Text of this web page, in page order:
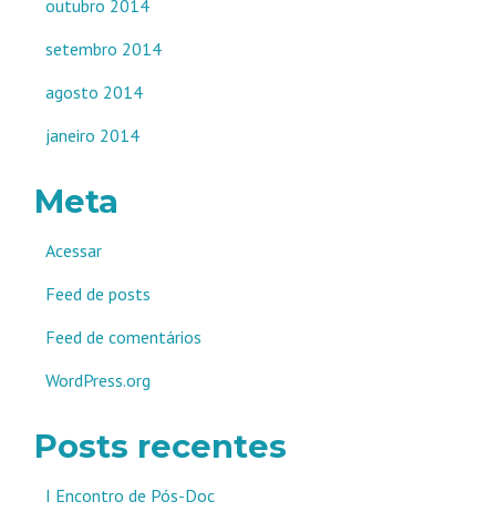
outubro 2014
setembro 2014
agosto 2014
janeiro 2014
Meta
Acessar
Feed de posts
Feed de comentários
WordPress.org
Posts recentes
I Encontro de Pós-Doc